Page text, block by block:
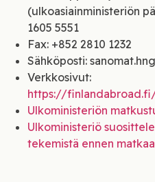
(ulkoasiainministeriön
1605 5551
Fax: +852 2810 1232
Sähköposti:
Verkkosivut:
https://
Ulkoministeriön
Ulkoministeriö
tekemistä ennen